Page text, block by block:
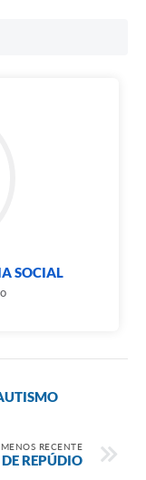
SOCIAL
RECENTE
REPÚDIO